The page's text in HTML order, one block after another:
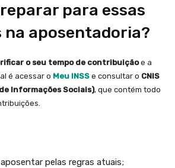
para essas
na aposentadoria?
o seu tempo de contribuiçãoe a
é acessar o Meu INSS e consultar o CNIS
Informações Sociais), que contém todo
pelas regras atuais;